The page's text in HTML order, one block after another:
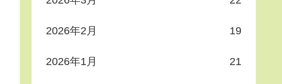
2026年2月 19
2026年1月 21